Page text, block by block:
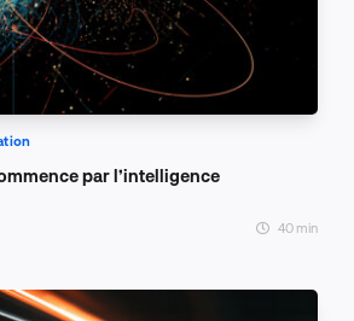
par l’intelligence
40 min